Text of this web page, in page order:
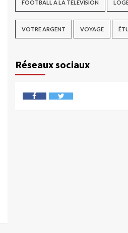
FOOTBALL À LA TÉLÉVISION
VOTRE ARGENT VOYAGE
Réseaux sociaux